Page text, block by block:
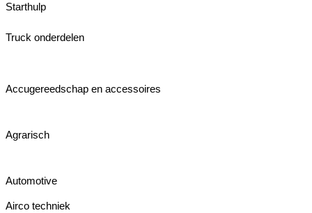
Starthulp
Truck onderdelen
Accugereedschap en accessoires
Agrarisch
Automotive
Airco techniek